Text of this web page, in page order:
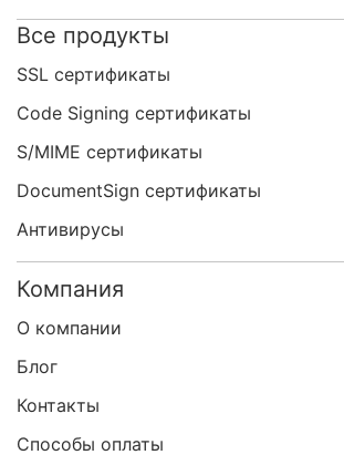
Все продукты
SSL сертификаты
Code Signing сертификаты
S/MIME сертификаты
DocumentSign сертификаты
Антивирусы
Компания
О компании
Блог
Контакты
Способы оплаты